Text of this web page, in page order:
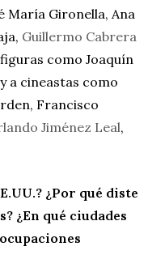
María Gironella, Ana
Guillermo Cabrera
como Joaquín
a cineastas como
Francisco
Jiménez Leal,
¿Por qué diste
¿En qué ciudades